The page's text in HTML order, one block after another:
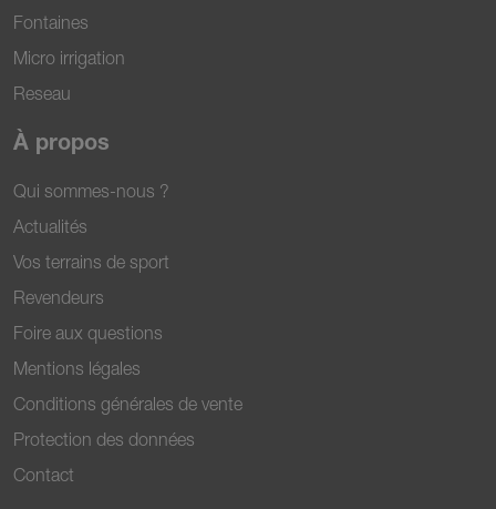
Fontaines
Micro irrigation
Reseau
À propos
Qui sommes-nous ?
Actualités
Vos terrains de sport
Revendeurs
Foire aux questions
Mentions légales
Conditions générales de vente
Protection des données
Contact